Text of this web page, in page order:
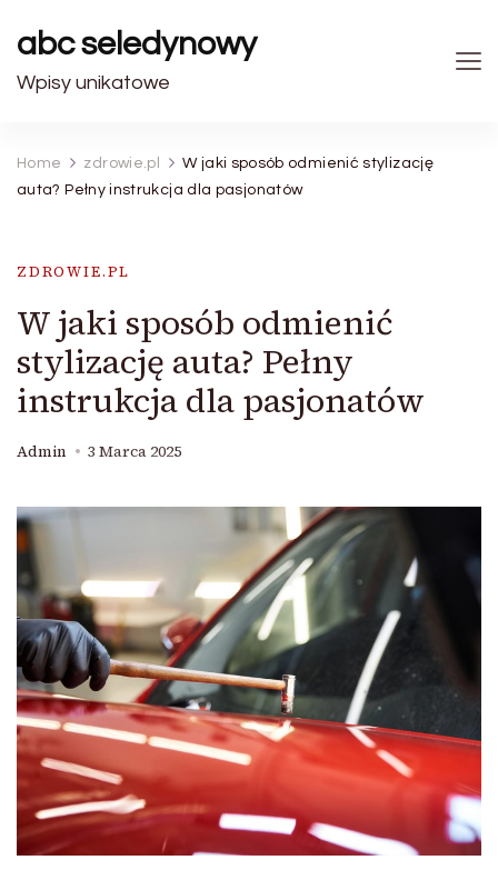
abc seledynowy
Wpisy unikatowe
Home zdrowie.pl
W jaki sposób odmienić stylizację
auta? Pełny instrukcja dla pasjonatów
ZDROWIE.PL
W jaki sposób odmienić
stylizację auta? Pełny
instrukcja dla pasjonatów
Admin 3 Marca 2025